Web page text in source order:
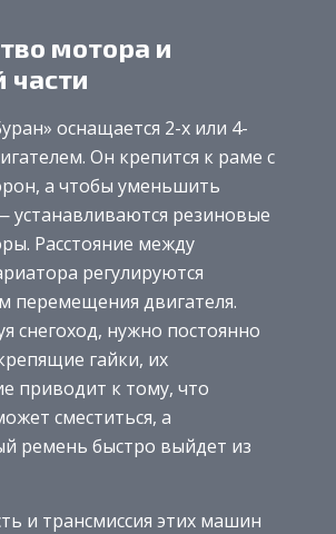
мотора и
части
оснащается 2-х или 4-
Он крепится к раме с
а чтобы уменьшить
резиновые
Расстояние между
регулируются
перемещения двигателя.
снегоход, нужно постоянно
гайки, их
приводит к тому, что
сместиться, а
ремень быстро выйдет из
и трансмиссия этих машин